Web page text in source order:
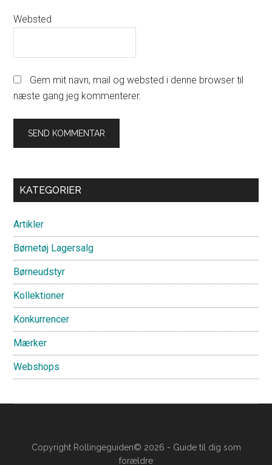
Websted
Gem mit navn, mail og websted i denne browser til
næste gang jeg kommenterer.
Primary
KATEGORIER
Artikler
Børnetøj Lagersalg
Børneudstyr
Kollektioner
Konkurrencer
Mærker
Webshops
Copyright Rollingeguiden© 2026 - Guide til dig som
forældre